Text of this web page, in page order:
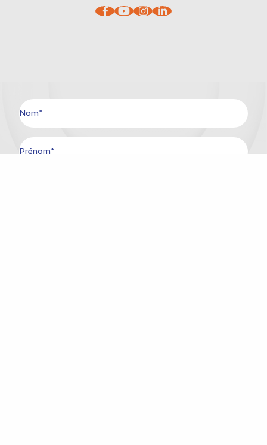
Nom*
Prénom*